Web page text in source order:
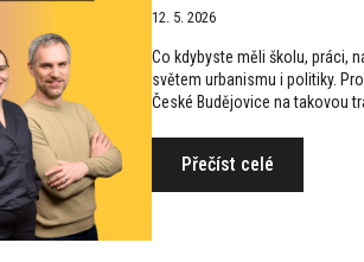
12. 5. 2026
Co kdybyste měli školu, práci,
světem urbanismu i politiky.
České Budějovice na takovou
Přečíst celé